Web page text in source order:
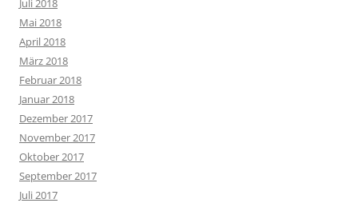
Mai 2018
April 2018
März 2018
Februar 2018
Januar 2018
Dezember 2017
November 2017
Oktober 2017
September 2017
Juli 2017